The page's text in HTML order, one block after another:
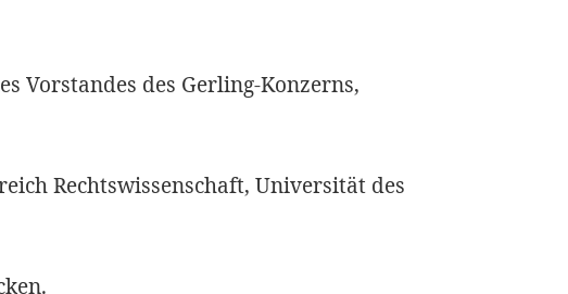
Vorstandes des Gerling-Konzerns,
Rechtswissenschaft, Universität des